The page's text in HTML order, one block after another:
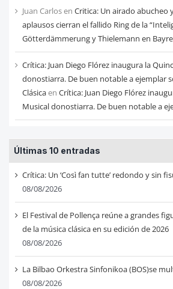
Juan Carlosen Critica: Un airado abucheo
aplausos cierran el fallido Ring de la
Götterdämmerung y Thielemann en
Crítica: Juan Diego Flórez inaugura la
donostiarra. De buen notable a ejemplar
Clásicaen Crítica: Juan Diego Flórez
Musical donostiarra. De buen notable a
Últimas 10 entradas
Crítica: Un ‘Così fan tutte’ redondo y sin
08/08/2026
El Festival de Pollença reúne a grandes
de la música clásica en su edición de 2026
08/08/2026
La Bilbao Orkestra Sinfonikoa (BOS)se
08/08/2026